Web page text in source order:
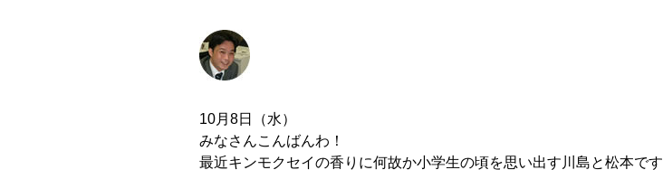
10月8日（水）
みなさんこんばんわ！
最近キンモクセイの香りに何故か小学生の頃を思い出す川島と松本です